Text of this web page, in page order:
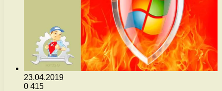
23.04.2019
0 415